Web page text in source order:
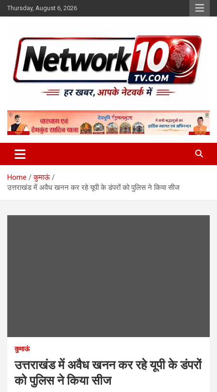
Skip
to
Thursday, August 6, 2026
Network10tv
Home
कुमाऊं
उत्तराखंड में अवैध खनन कर रहे यूपी के डंपरों को पुलिस ने किया सीज
कुमाऊं
उत्तराखंड में अवैध खनन कर रहे यूपी के डंपरों
को पुलिस ने किया सीज